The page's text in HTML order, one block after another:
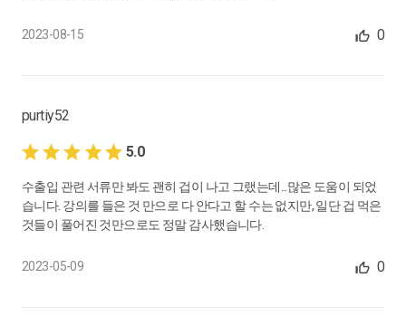
2023-08-15 0
purtiy52
5.0
수출입 관련 서류만 봐도 괜히 겁이 나고 그랬는데...많은 도움이 되었
습니다. 강의를 들은 것 만으로 다 안다고 할 수는 없지만, 일단 겁 먹은
것들이 풀어진 것만으로도 정말 감사했습니다.
2023-05-09 0